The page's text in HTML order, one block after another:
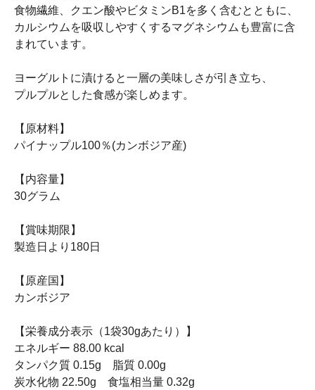
食物繊維、クエン酸やビタミンB1を多く含むとともに、
カルシウムを吸収しやすくするマグネシウムも豊富に含
まれています。
ヨーグルトに漬けると一層の美味しさが引き立ち、
プルプルとした食感が楽しめます。
【原材料】
パイナップル100％(カンボジア産)
【内容量】
30グラム
【賞味期限】
製造日より180日
【原産国】
カンボジア
【栄養成分表示（1袋30gあたり）】
エネルギー 88.00 kcal
タンパク質 0.15g 脂質 0.00g
炭水化物 22.50g 食塩相当量 0.32g